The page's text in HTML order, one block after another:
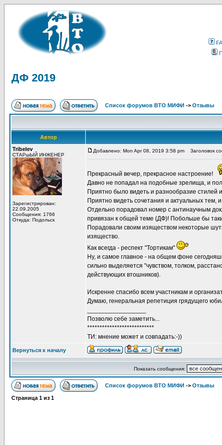
ДФ 2019
Список форумов ВТО МИФИ -> Отзывы
Автор
Tribelev
СТАРшЫЙ ИНЖЕНЕР
Зарегистрирован:
22.09.2005
Сообщения: 1766
Откуда: Подольск
Добавлено: Mon Apr 08, 2019 3:58 pm Заголовок
Прекрасный вечер, прекрасное настроение!
Давно не попадал на подобные зрелища, и
Приятно было видеть и разнообразие стилей
Приятно видеть сочетания и актуальных
Отдельно порадовал номер с антинаучным
привязан к общей теме (ДФ)! Побольше бы
Порадовали своим изяществом некоторые
изящество.
Как всегда - респект "Тортикам"
Ну, и самое главное - на общем фоне
сильно выделяется "чувством, толком,
действующих втошников).
Искренне спасибо всем участникам и
Думаю, генеральная репетиция грядущего
Позволю себе заметить...
***************************
ТИ: мнение может и совпадать:-))
Вернуться к началу
Показать сообщения:
Список форумов ВТО МИФИ -> Отзывы
Страница 1 из 1